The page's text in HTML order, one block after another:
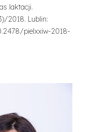
laktacji.
2018. Lublin:
pielxxiw-2018-